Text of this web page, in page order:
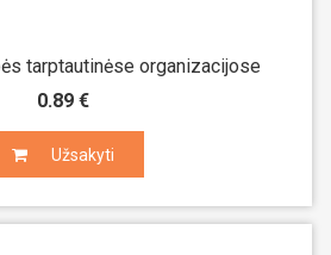
tarptautinėse organizacijose
0.89 €
Užsakyti
Užsakyti